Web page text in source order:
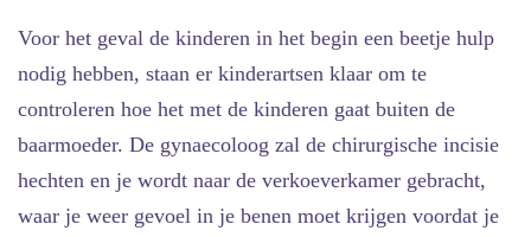
Voor het geval de kinderen in het begin een beetje hulp
nodig hebben, staan er kinderartsen klaar om te
controleren hoe het met de kinderen gaat buiten de
baarmoeder. De gynaecoloog zal de chirurgische incisie
hechten en je wordt naar de verkoeverkamer gebracht,
waar je weer gevoel in je benen moet krijgen voordat je